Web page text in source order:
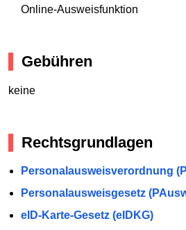
Online-Ausweisfunktion
Gebühren
keine
Rechtsgrundlagen
Personalausweisverordnung
Personalausweisgesetz
eID-Karte-Gesetz (eIDKG)